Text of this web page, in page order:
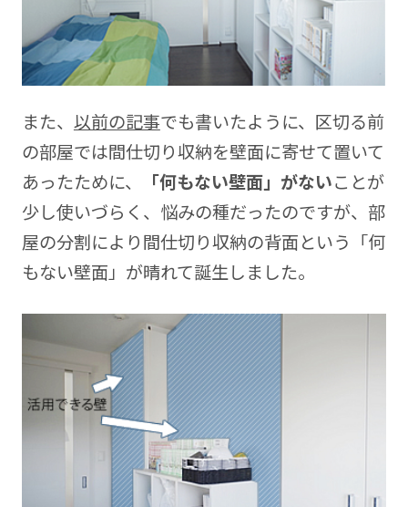
また、 以前の記事でも書いたように、区切る前
の部屋では間仕切り収納を壁面に寄せて置いて
あったために、
「何もない壁面」がないことが
少し使いづらく、悩みの種だったのですが、部
屋の分割により間仕切り収納の背面という「何
もない壁面」が晴れて誕生しました。